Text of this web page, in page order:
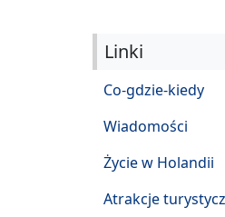
Linki
Co-gdzie-kiedy
Wiadomości
Życie w Holandii
Atrakcje